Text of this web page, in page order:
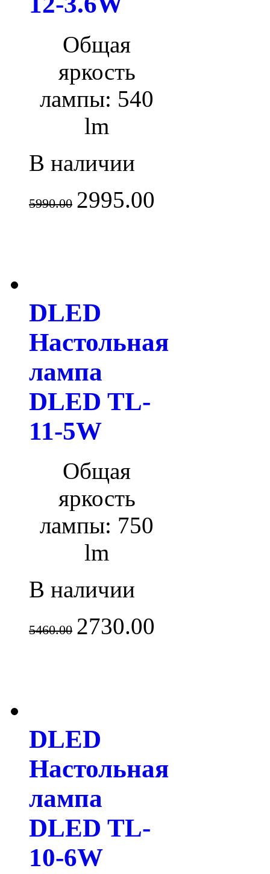
Общая
яркость
лампы: 540
lm
В наличии
5990.00 2995.00
DLED
Настольная
лампа
DLED TL-
11-5W
Общая
яркость
лампы: 750
lm
В наличии
5460.00 2730.00
DLED
Настольная
лампа
DLED TL-
10-6W